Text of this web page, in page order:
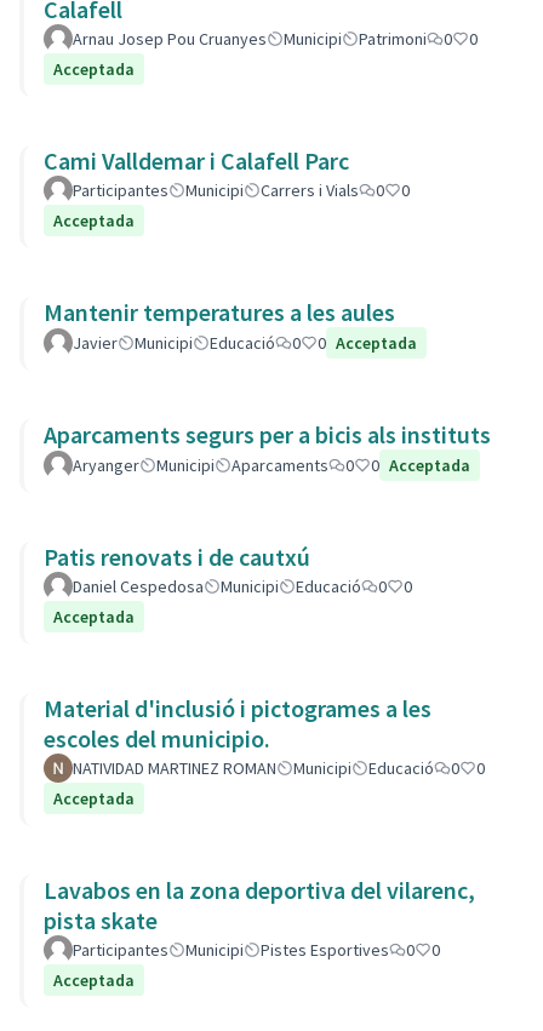
Calafell
Arnau Josep Pou Cruanyes Municipi Patrimoni 0
0
Acceptada
Cami Valldemar i Calafell Parc
Participantes Municipi Carrers i Vials 0
0
Acceptada
Mantenir temperatures a les aules
Javier Municipi Educació 0 0 Acceptada
Aparcaments segurs per a bicis als instituts
Aryanger Municipi Aparcaments 0 0 Acceptada
Patis renovats i de cautxú
Daniel Cespedosa Municipi Educació 0
0
Acceptada
Material d'inclusió i pictogrames a les
escoles del municipio.
NATIVIDAD MARTINEZ ROMAN Municipi Educació 0
0
Acceptada
Lavabos en la zona deportiva del vilarenc,
pista skate
Participantes Municipi Pistes Esportives 0
0
Acceptada